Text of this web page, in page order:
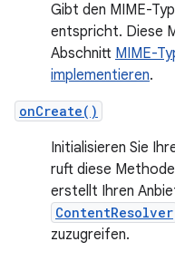
Gibt den MIME-
entspricht. Diese
Abschnitt MIME-
implementieren.
onCreate()
Initialisieren Sie
ruft diese
erstellt Ihren
ContentResolver
zuzugreifen.